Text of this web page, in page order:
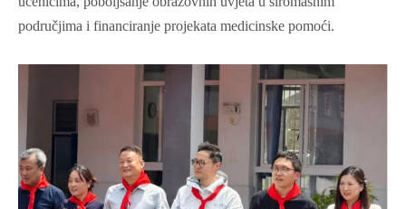
područjima i financiranje projekata medicinske pomoći.